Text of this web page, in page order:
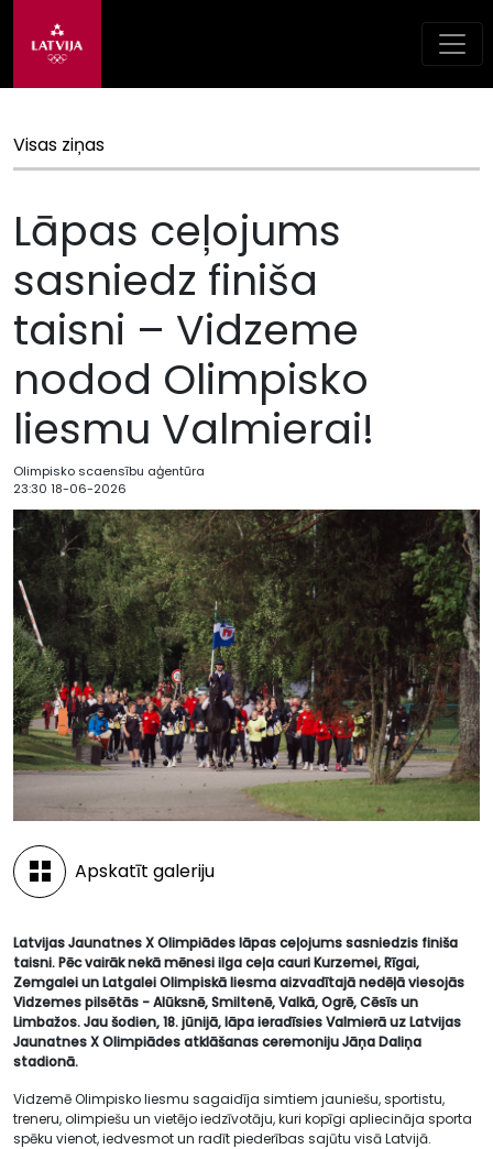
Visas ziņas
Lāpas ceļojums
sasniedz finiša
taisni – Vidzeme
nodod Olimpisko
liesmu Valmierai!
Olimpisko scaensību aģentūra
23:30 18-06-2026
Apskatīt galeriju
Latvijas Jaunatnes X Olimpiādes lāpas ceļojums sasniedzis finiša
taisni. Pēc vairāk nekā mēnesi ilga ceļa cauri Kurzemei, Rīgai,
Zemgalei un Latgalei Olimpiskā liesma aizvadītajā nedēļā viesojās
Vidzemes pilsētās - Alūksnē, Smiltenē, Valkā, Ogrē, Cēsīs un
Limbažos. Jau šodien, 18. jūnijā, lāpa ieradīsies Valmierā uz Latvijas
Jaunatnes X Olimpiādes atklāšanas ceremoniju Jāņa Daliņa
stadionā.
Vidzemē Olimpisko liesmu sagaidīja simtiem jauniešu, sportistu,
treneru, olimpiešu un vietējo iedzīvotāju, kuri kopīgi apliecināja sporta
spēku vienot, iedvesmot un radīt piederības sajūtu visā Latvijā.